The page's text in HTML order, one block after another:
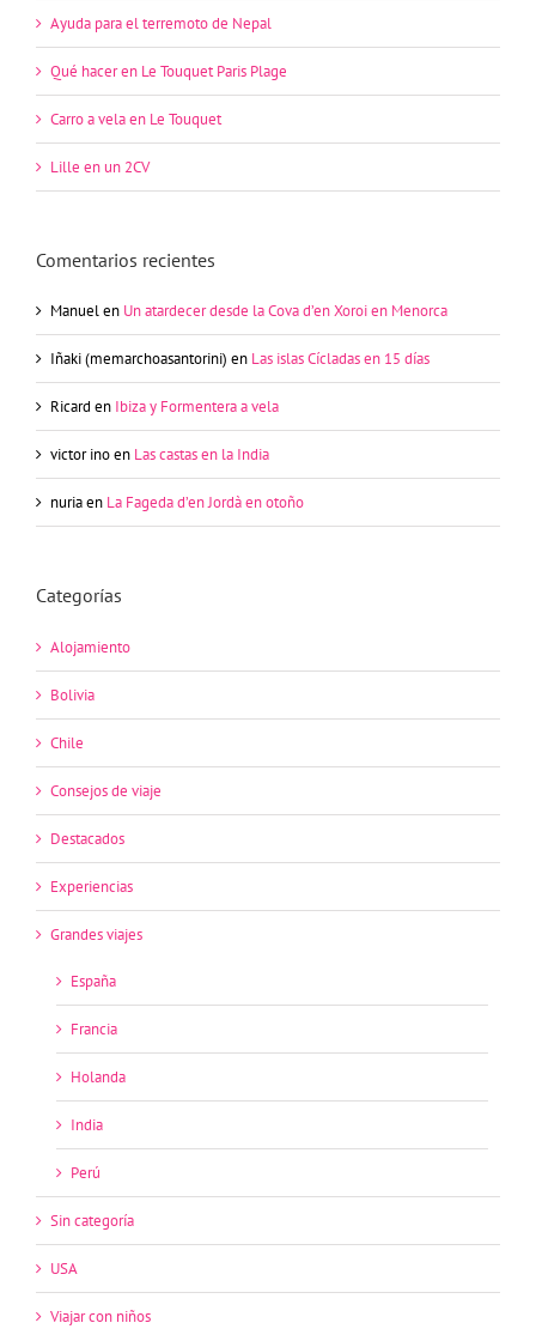
Ayuda para el terremoto de Nepal
Qué hacer en Le Touquet Paris Plage
Carro a vela en Le Touquet
Lille en un 2CV
Comentarios recientes
Manuelen Un atardecer desde la Cova d’en Xoroi en Menorca
Iñaki (memarchoasantorini) en Las islas Cícladas en 15 días
Ricard en Ibiza y Formentera a vela
victor inoen Las castas en la India
nuriaen La Fageda d’en Jordà en otoño
Categorías
Alojamiento
Bolivia
Chile
Consejos de viaje
Destacados
Experiencias
Grandes viajes
España
Francia
Holanda
India
Perú
Sin categoría
USA
Viajar con niños